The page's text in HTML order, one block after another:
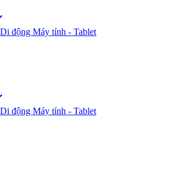
Tìm kiếm
Di động Máy tính - Tablet
Di động Máy tính - Tablet